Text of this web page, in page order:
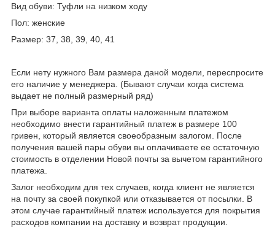
Вид обуви: Туфли на низком ходу
Пол: женские
Размер: 37, 38, 39, 40, 41
Если нету нужного Вам размера даной модели, переспросите
его наличие у менеджера. (Бывают случаи когда система
выдает не полный размерный ряд)
При выборе варианта оплаты наложенным платежом
необходимо внести гарантийный платеж в размере 100
гривен, который является своеобразным залогом. После
получения вашей пары обуви вы оплачиваете ее остаточную
стоимость в отделении Новой почты за вычетом гарантийного
платежа.
Залог необходим для тех случаев, когда клиент не является
на почту за своей покупкой или отказывается от посылки. В
этом случае гарантийный платеж используется для покрытия
расходов компании на доставку и возврат продукции.